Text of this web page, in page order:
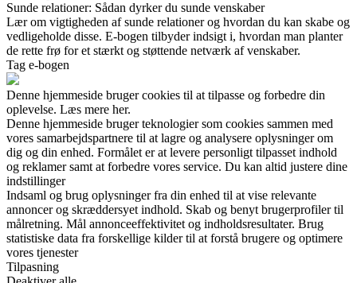
Sunde relationer: Sådan dyrker du sunde venskaber
Lær om vigtigheden af sunde relationer og hvordan du kan skabe og
vedligeholde disse. E-bogen tilbyder indsigt i, hvordan man planter
de rette frø for et stærkt og støttende netværk af venskaber.
Tag e-bogen
Denne hjemmeside bruger cookies til at tilpasse og forbedre din
oplevelse. Læs mere her.
Denne hjemmeside bruger teknologier som cookies sammen med
vores samarbejdspartnere til at lagre og analysere oplysninger om
dig og din enhed. Formålet er at levere personligt tilpasset indhold
og reklamer samt at forbedre vores service. Du kan altid justere dine
indstillinger
Indsaml og brug oplysninger fra din enhed til at vise relevante
annoncer og skræddersyet indhold. Skab og benyt brugerprofiler til
målretning. Mål annonceeffektivitet og indholdsresultater. Brug
statistiske data fra forskellige kilder til at forstå brugere og optimere
vores tjenester
Tilpasning